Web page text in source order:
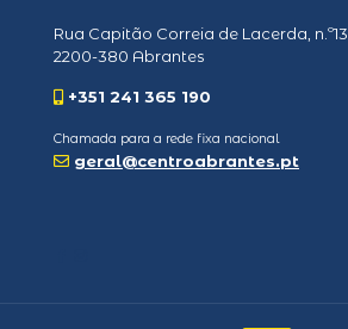
Rua Capitão Correia de Lacerda, n.º13
2200-380 Abrantes
+351 241 365 190
Chamada para a rede fixa nacional
geral@centroabrantes.pt